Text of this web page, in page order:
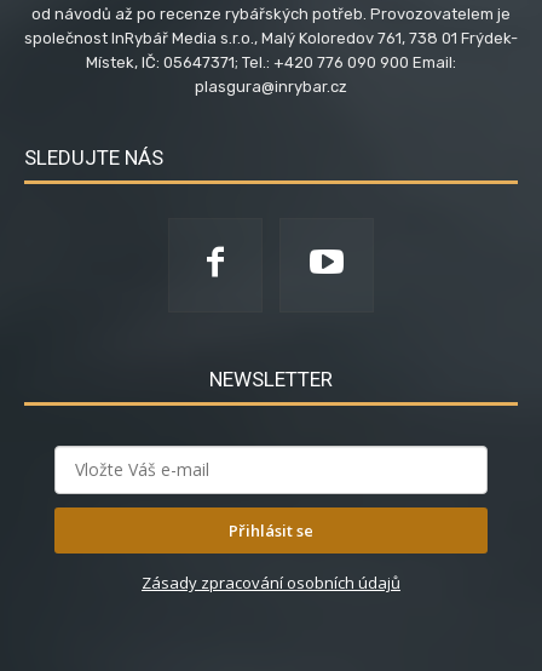
od návodů až po recenze rybářských potřeb. Provozovatelem je
společnost InRybář Media s.r.o., Malý Koloredov 761, 738 01 Frýdek-
Místek, IČ: 05647371; Tel.: +420 776 090 900 Email:
plasgura@inrybar.cz
SLEDUJTE NÁS
NEWSLETTER
Přihlásit se
Zásady zpracování osobních údajů